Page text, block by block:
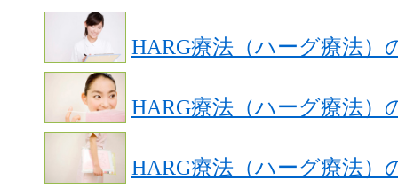
HARG療法（ハーグ療法）
HARG療法（ハーグ療法）
HARG療法（ハーグ療法）